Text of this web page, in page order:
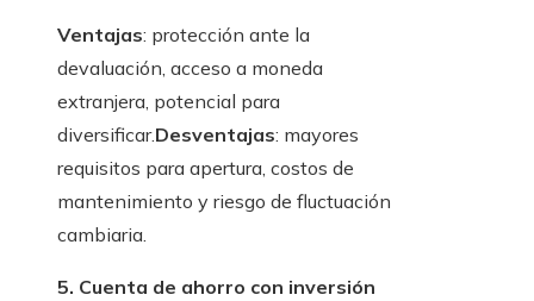
Ventajas: protección ante la
devaluación, acceso a moneda
extranjera, potencial para
diversificar.Desventajas: mayores
requisitos para apertura, costos de
mantenimiento y riesgo de fluctuación
cambiaria.
5. Cuenta de ahorro con inversión